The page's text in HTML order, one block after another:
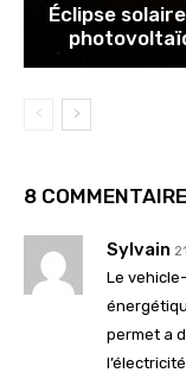
Éclipse
8
Sylvain
Le
permet a